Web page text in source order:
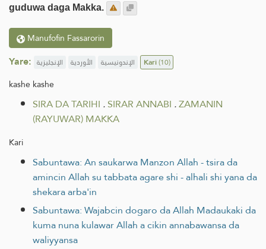
guduwa daga Makka.
Manufofin Fassarorin
Yare: الإنجليزية الأوردية الإندونيسية Kari(10)
kashe kashe
SIRA DA TARIHI .SIRAR ANNABI .ZAMANIN
(RAYUWAR) MAKKA
Kari
Sabuntawa: An saukarwa Manzon Allah - tsira da
amincin Allah su tabbata agare shi - alhali shi yana da
shekara arba'in
Sabuntawa: Wajabcin dogaro da Allah Madaukaki da
kuma nuna kulawar Allah a cikin annabawansa da
waliyyansa